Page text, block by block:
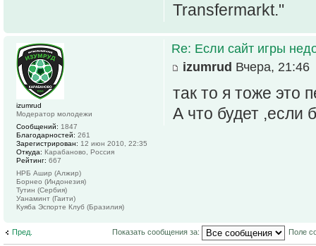
Transfermarkt."
Re: Если сайт игры
izumrud Вчера, 21:46
так то я тоже это
А что будет ,если
izumrud
Модератор молодежи
Сообщений: 1847
Благодарностей: 261
Зарегистрирован: 12 июн 2010, 22:35
Откуда: Карабаново, Россия
Рейтинг: 667
НРБ Ашир (Алжир)
Борнео (Индонезия)
Тутин (Сербия)
Уанаминт (Гаити)
Куяба Эспорте Клуб (Бразилия)
Пред. Показать сообщения за: Поле